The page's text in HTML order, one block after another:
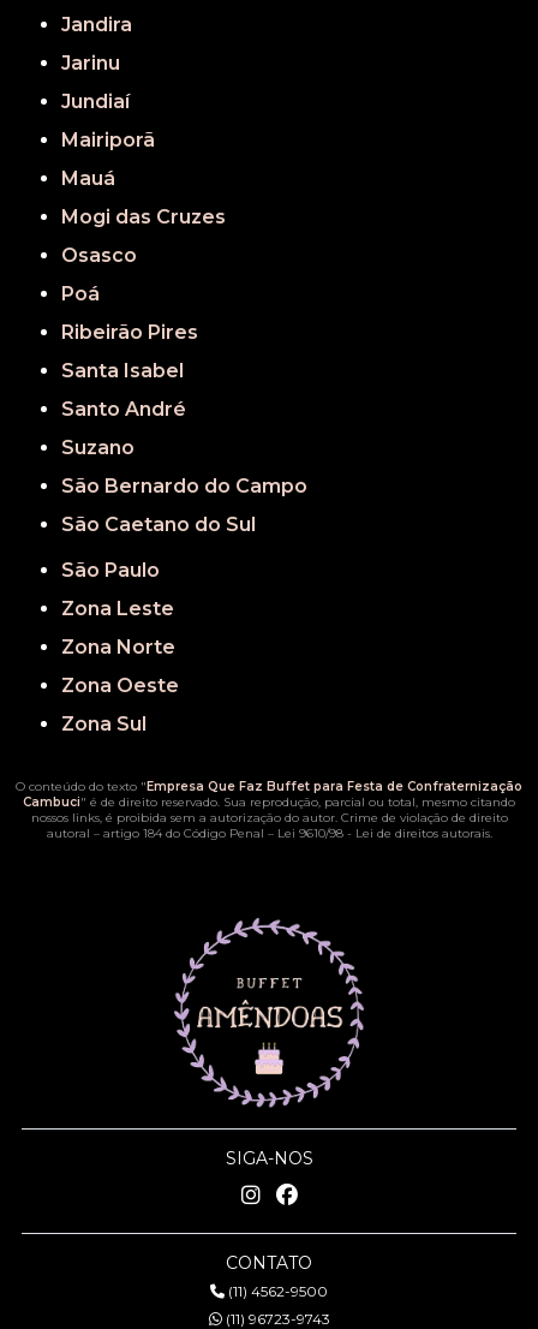
Jandira
Jarinu
Jundiaí
Mairiporã
Mauá
Mogi das Cruzes
Osasco
Poá
Ribeirão Pires
Santa Isabel
Santo André
Suzano
São Bernardo do Campo
São Caetano do Sul
São Paulo
Zona Leste
Zona Norte
Zona Oeste
Zona Sul
O conteúdo do texto " Empresa Que Faz Buffet para Festa de Confraternização
Cambuci" é de direito reservado. Sua reprodução, parcial ou total, mesmo citando
nossos links, é proibida sem a autorização do autor. Crime de violação de direito
autoral – artigo 184 do Código Penal – Lei 9610/98 - Lei de direitos autorais.
SIGA-NOS
CONTATO
(11) 4562-9500
(11) 96723-9743